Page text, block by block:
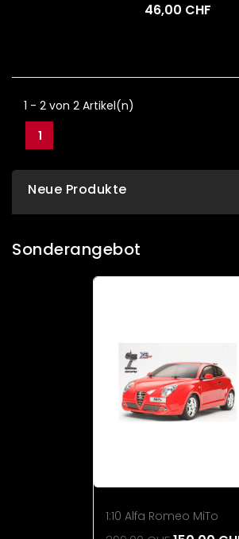
46,00 CHF
1 - 2 von 2 Artikel(n)
1
Neue Produkte
Sonderangebot
1:10 Alfa Romeo MiTo